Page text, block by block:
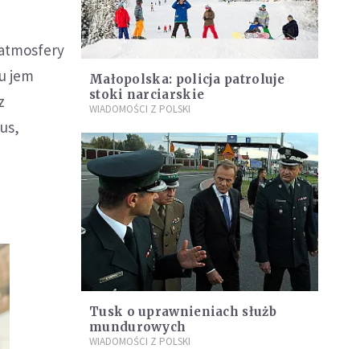
jem
Małopolska: policja patroluje
stoki narciarskie
WIADOMOŚCI Z POLSKI
Tusk o uprawnieniach służb
mundurowych
WIADOMOŚCI Z POLSKI